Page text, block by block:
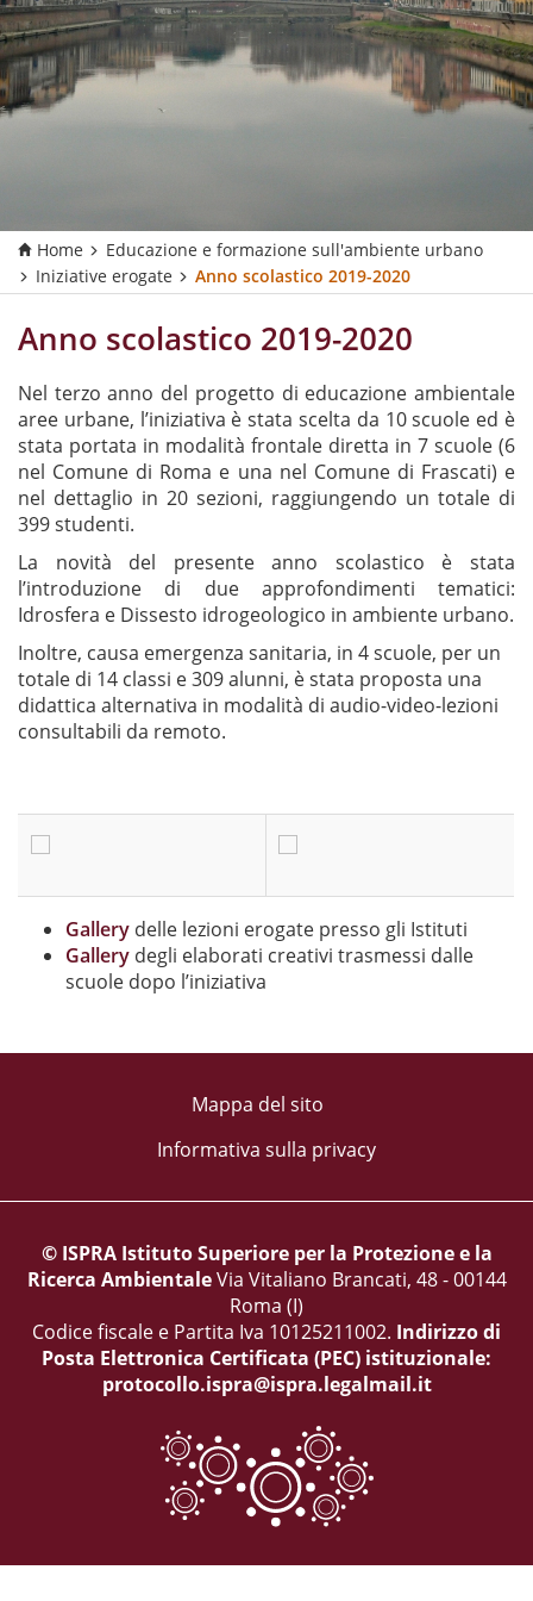
Home
Educazione e formazione sull'ambiente urbano
Iniziative erogate
Anno scolastico 2019-2020
Anno scolastico 2019-2020
Nel terzo anno del progetto di educazione ambientale
aree urbane, l’iniziativa è stata scelta da 10 scuole ed è
stata portata in modalità frontale diretta in 7 scuole (6
nel Comune di Roma e una nel Comune di Frascati) e
nel dettaglio in 20 sezioni, raggiungendo un totale di
399 studenti.
La novità del presente anno scolastico è stata
l’introduzione di due approfondimenti tematici:
Idrosfera e Dissesto idrogeologico in ambiente urbano.
Inoltre, causa emergenza sanitaria, in 4 scuole, per un
totale di 14 classi e 309 alunni, è stata proposta una
didattica alternativa in modalità di audio-video-lezioni
consultabili da remoto.
Gallery delle lezioni erogate presso gli Istituti
Gallery degli elaborati creativi trasmessi dalle
scuole dopo l’iniziativa
Mappa del sito
Informativa sulla privacy
© ISPRA Istituto Superiore per la Protezione e la
Ricerca AmbientaleVia Vitaliano Brancati, 48 - 00144
Roma (I)
Codice fiscale e Partita Iva 10125211002. Indirizzo di
Posta Elettronica Certificata (PEC) istituzionale:
protocollo.ispra@ispra.legalmail.it